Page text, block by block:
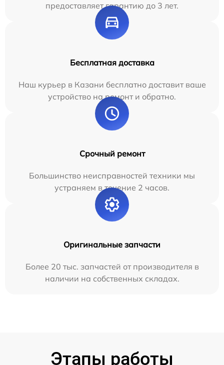
предоставляет гарантию до 3 лет.
Бесплатная доставка
Наш курьер в Казани бесплатно доставит ваше
устройство на ремонт и обратно.
Срочный ремонт
Большинство неисправностей техники мы
устраняем в течение 2 часов.
Оригинальные запчасти
Более 20 тыс. запчастей от производителя в
наличии на собственных складах.
Этапы работы